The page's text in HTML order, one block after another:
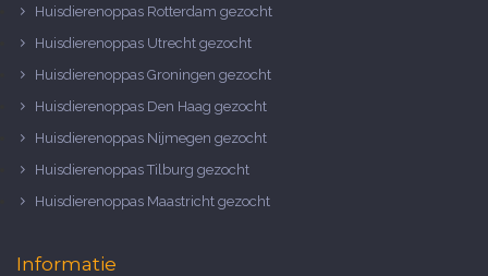
Huisdierenoppas Rotterdam gezocht
Huisdierenoppas Utrecht gezocht
Huisdierenoppas Groningen gezocht
Huisdierenoppas Den Haag gezocht
Huisdierenoppas Nijmegen gezocht
Huisdierenoppas Tilburg gezocht
Huisdierenoppas Maastricht gezocht
Informatie